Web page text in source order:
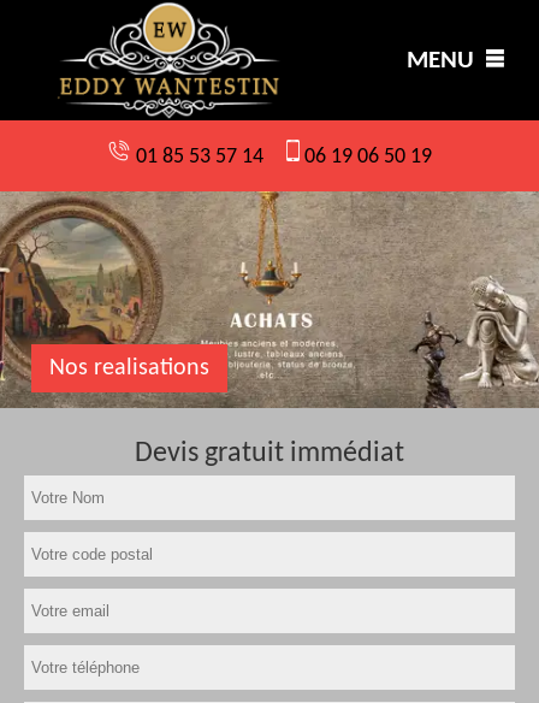
MENU
01 85 53 57 14 06 19 06 50 19
Nos realisations
Devis gratuit immédiat